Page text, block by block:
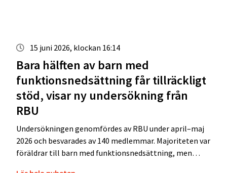
15 juni 2026, klockan 16:14
Bara hälften av barn med
funktionsnedsättning får tillräckligt
stöd, visar ny undersökning från
RBU
Undersökningen genomfördes av RBU under april–maj
2026 och besvarades av 140 medlemmar. Majoriteten var
föräldrar till barn med funktionsnedsättning, men…